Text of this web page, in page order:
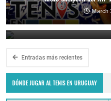
March
Paraguay Open 2025: Thiago
en el ATP
March
Entradas más recientes
DÓNDE JUGAR AL TENIS EN URUGUAY